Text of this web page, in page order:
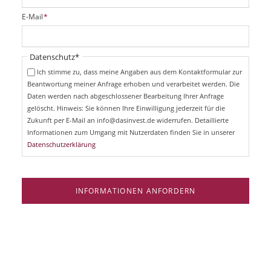
i
c
t
f
P
f
i
E-Mail*
Pflichtfeld
Datenschutz*
Ich stimme zu, dass meine Angaben aus dem Kontaktformular zur
Beantwortung meiner Anfrage erhoben und verarbeitet werden. Die
Daten werden nach abgeschlossener Bearbeitung Ihrer Anfrage
gelöscht. Hinweis: Sie können Ihre Einwilligung jederzeit für die
Zukunft per E-Mail an info@dasinvest.de widerrufen. Detaillierte
Informationen zum Umgang mit Nutzerdaten finden Sie in unserer
Datenschutzerklärung
INFORMATIONEN ANFORDERN